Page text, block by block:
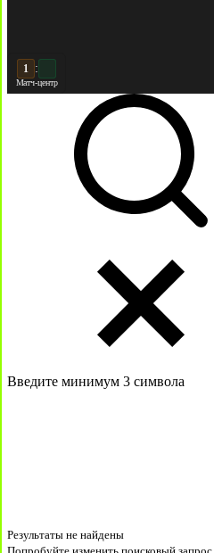
2 :
Матч-центр
Введите минимум 3 символа
Результаты не найдены